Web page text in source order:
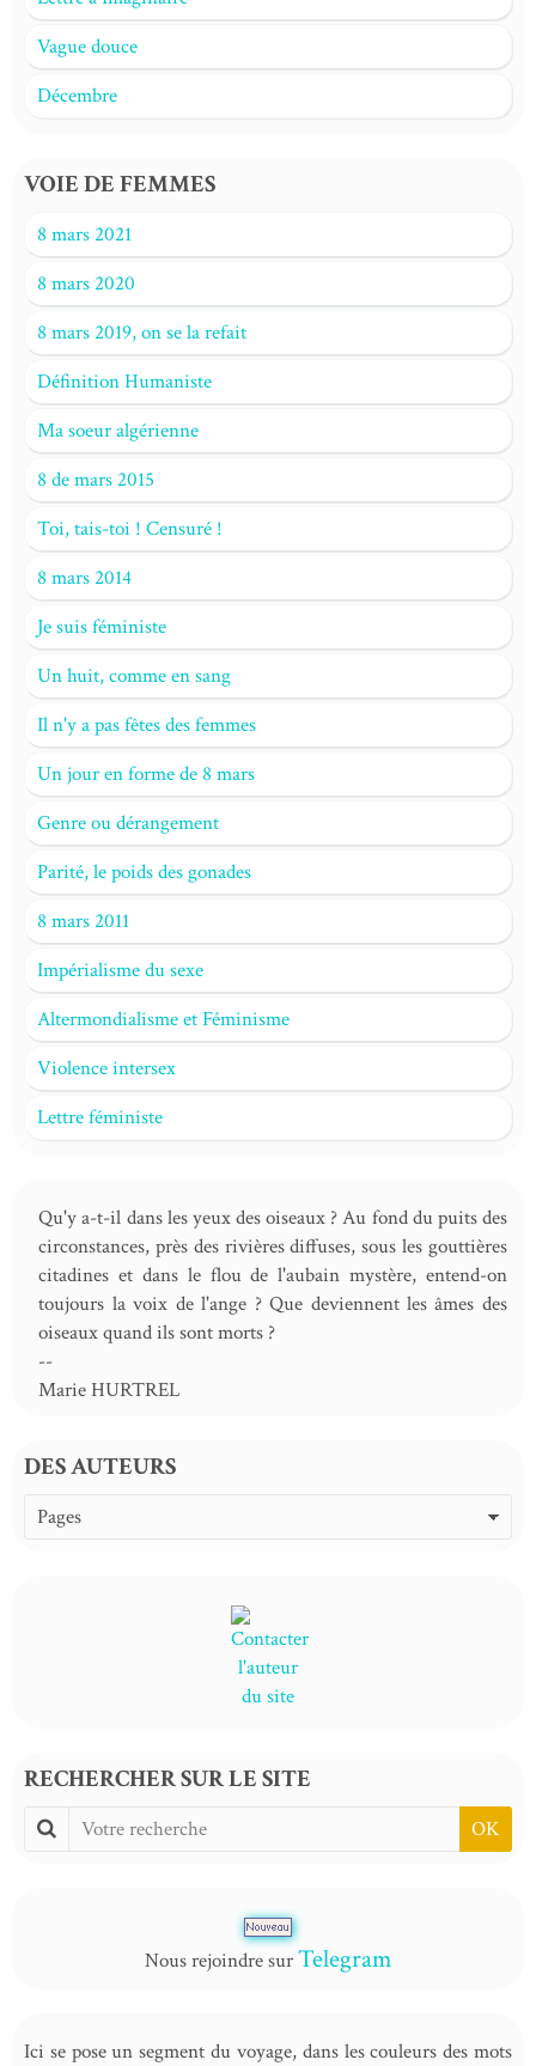
Vague douce
Décembre
VOIE DE FEMMES
8 mars 2021
8 mars 2020
8 mars 2019, on se la refait
Définition Humaniste
Ma soeur algérienne
8 de mars 2015
Toi, tais-toi ! Censuré !
8 mars 2014
Je suis féministe
Un huit, comme en sang
Il n'y a pas fêtes des femmes
Un jour en forme de 8 mars
Genre ou dérangement
Parité, le poids des gonades
8 mars 2011
Impérialisme du sexe
Altermondialisme et Féminisme
Violence intersex
Lettre féministe
Qu'y a-t-il dans les yeux des oiseaux ? Au fond du puits des
circonstances, près des rivières diffuses, sous les gouttières
citadines et dans le flou de l'aubain mystère, entend-on
toujours la voix de l'ange ? Que deviennent les âmes des
oiseaux quand ils sont morts ?
--
Marie HURTREL
DES AUTEURS
RECHERCHER SUR LE SITE
OK
Nous rejoindre surTelegram
Ici se pose un segment du voyage, dans les couleurs des mots